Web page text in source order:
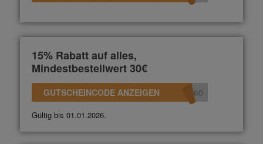
15% Rabatt auf alles,
Mindestbestellwert 30€
GUTSCHEINCODE ANZEIGEN 360
Gültig bis 01.01.2026.